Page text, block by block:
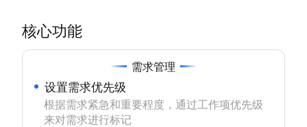
核心功能
需求管理
设置需求优先级
根据需求紧急和重要程度，通过工作项优先级
来对需求进行标记